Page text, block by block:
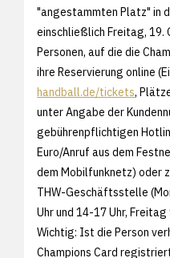
"angestammten Platz" in
einschließlich Freitag, 19.
Personen, auf die die
ihre Reservierung online
handball.de/tickets,
unter Angabe der
gebührenpflichtigen
Euro/Anruf aus dem
dem Mobilfunknetz) oder
THW-Geschäftsstelle
Uhr und 14-17 Uhr,
Wichtig: Ist die Person
Champions Card